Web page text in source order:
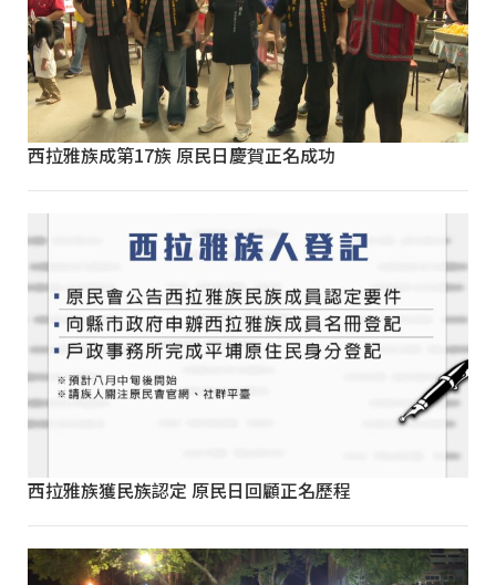
西拉雅族成第17族 原民日慶賀正名成功
西拉雅族獲民族認定 原民日回顧正名歷程